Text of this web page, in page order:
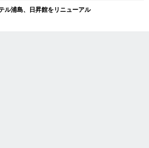
浦島、日昇館をリニューアル